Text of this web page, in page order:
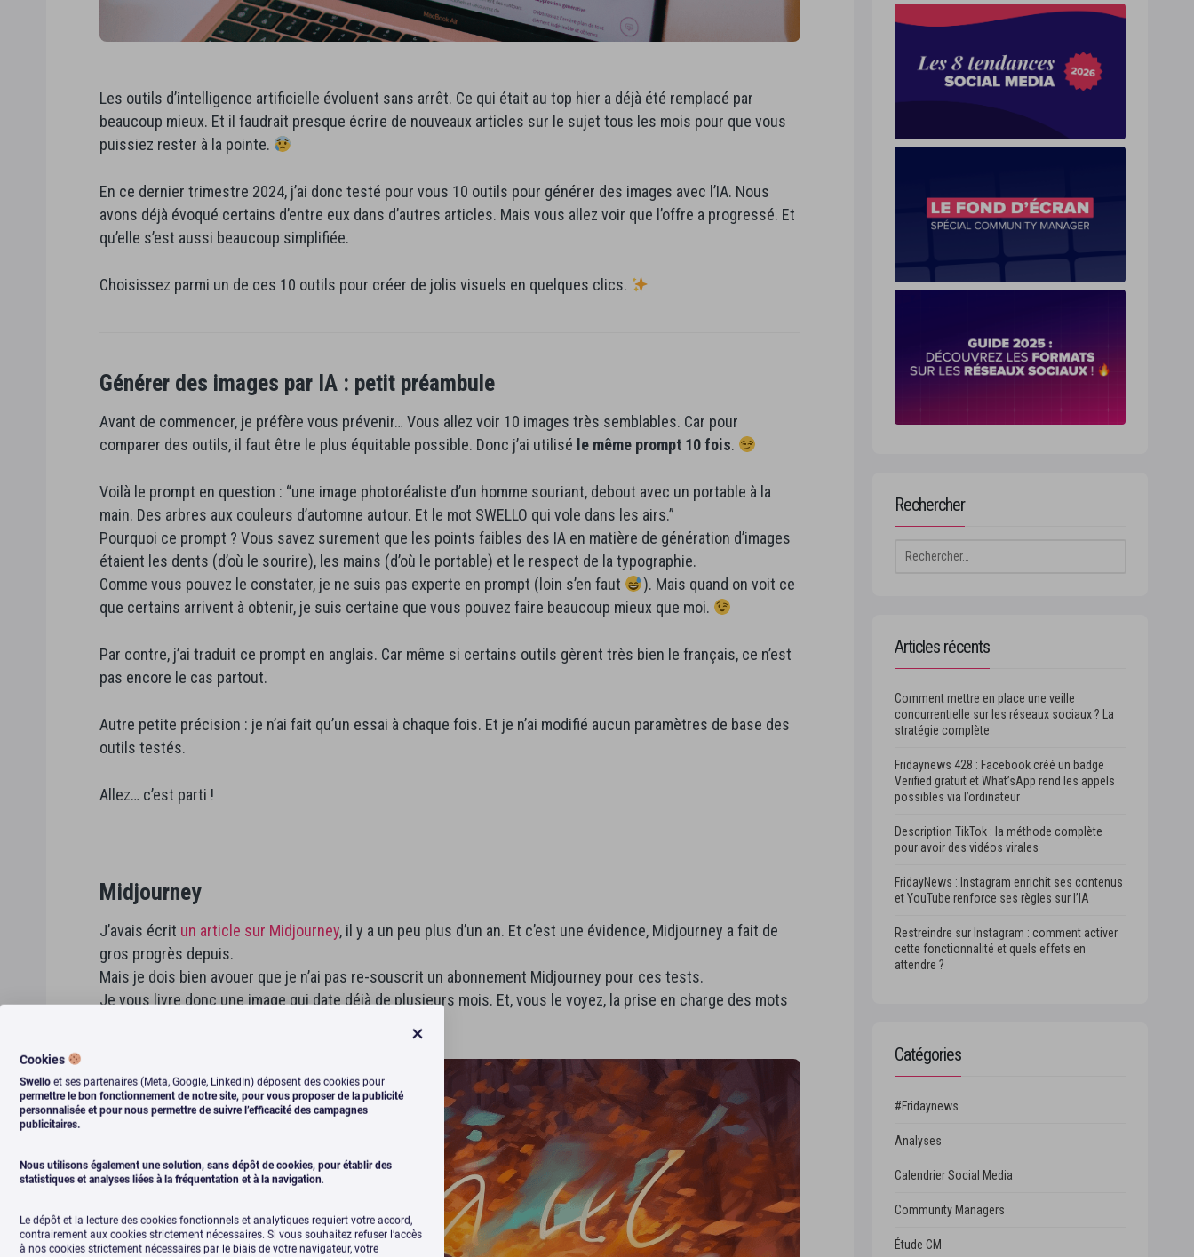
Les outils d’intelligence artificielle évoluent sans arrêt. Ce qui était au top hier a déjà été remplacé par
beaucoup mieux. Et il faudrait presque écrire de nouveaux articles sur le sujet tous les mois pour que vous
puissiez rester à la pointe.
En ce dernier trimestre 2024, j’ai donc testé pour vous 10 outils pour générer des images avec l’IA. Nous
avons déjà évoqué certains d’entre eux dans d’autres articles. Mais vous allez voir que l’offre a progressé. Et
qu’elle s’est aussi beaucoup simplifiée.
Choisissez parmi un de ces 10 outils pour créer de jolis visuels en quelques clics.
Générer des images par IA : petit préambule
Avant de commencer, je préfère vous prévenir… Vous allez voir 10 images très semblables. Car pour
comparer des outils, il faut être le plus équitable possible. Donc j’ai utilisé le même prompt 10 fois.
Voilà le prompt en question : “une image photoréaliste d’un homme souriant, debout avec un portable à la
main. Des arbres aux couleurs d’automne autour. Et le mot SWELLO qui vole dans les airs.”
Pourquoi ce prompt ? Vous savez surement que les points faibles des IA en matière de génération d’images
étaient les dents (d’où le sourire), les mains (d’où le portable) et le respect de la typographie.
Comme vous pouvez le constater, je ne suis pas experte en prompt (loin s’en faut
). Mais quand on voit ce
que certains arrivent à obtenir, je suis certaine que vous pouvez faire beaucoup mieux que moi.
Par contre, j’ai traduit ce prompt en anglais. Car même si certains outils gèrent très bien le français, ce n’est
pas encore le cas partout.
Autre petite précision : je n’ai fait qu’un essai à chaque fois. Et je n’ai modifié aucun paramètres de base des
outils testés.
Allez… c’est parti !
Midjourney
J’avais écrit un article sur Midjourney, il y a un peu plus d’un an. Et c’est une évidence, Midjourney a fait de
gros progrès depuis.
Mais je dois bien avouer que je n’ai pas re-souscrit un abonnement Midjourney pour ces tests.
Je vous livre donc une image qui date déjà de plusieurs mois. Et, vous le voyez, la prise en charge des mots
Rechercher
Rechercher :
Articles récents
Comment mettre en place une veille
concurrentielle sur les réseaux sociaux ? La
stratégie complète
Fridaynews 428 : Facebook créé un badge
Verified gratuit et What’sApp rend les appels
possibles via l’ordinateur
Description TikTok : la méthode complète
pour avoir des vidéos virales
FridayNews : Instagram enrichit ses contenus
et YouTube renforce ses règles sur l’IA
Restreindre sur Instagram : comment activer
cette fonctionnalité et quels effets en
attendre ?
Catégories
#Fridaynews
Analyses
Calendrier Social Media
Community Managers
Étude CM
Cookies
Swello et ses partenaires (Meta, Google, LinkedIn) déposent des cookies pour
permettre le bon fonctionnement de notre site, pour vous proposer de la publicité
personnalisée et pour nous permettre de suivre l’efficacité des campagnes
publicitaires.
Nous utilisons également une solution, sans dépôt de cookies, pour établir des
statistiques et analyses liées à la fréquentation et à la navigation.
Le dépôt et la lecture des cookies fonctionnels et analytiques requiert votre accord,
contrairement aux cookies strictement nécessaires. Si vous souhaitez refuser l’accès
à nos cookies strictement nécessaires par le biais de votre navigateur, votre